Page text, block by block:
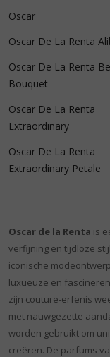
Oscar
Oscar De La Renta
Oscar De La Renta
Bouquet
Oscar De La Renta
Extraordinary
Oscar De La Renta
Extraordinary Petale
Oscar de la Renta is
verfijning en tijdloze
iconische
luxueuze en
zijn couture-erfenis
met nauwgezette
worden gebruikt om
creëren. De parfums